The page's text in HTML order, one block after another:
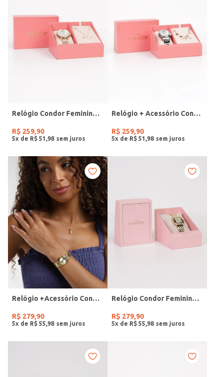
Relógio Condor Feminino DOURADO
R$ 259,90
5x de R$ 51 98
Relógio + Acessório Condor Feminino PRATA
R$ 259,90
5x de R$ 51 98
Relógio +Acessório Condor Feminino DOURADO
R$ 279,90
5x de R$ 55 98
Relógio Condor Feminino DOURADO
R$ 279,90
5x de R$ 55 98